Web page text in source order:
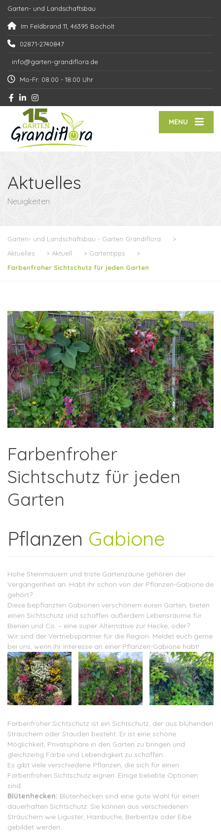
Garten- und Landschaftsbau
Im Feldbrand 11, 46395 Bocholt
02871-2740847
info@garten-grandiflora.de
Mo-Fr: 08:00 - 18:00 Uhr
MENU
Aktuelles
Neuigkeiten
Garten- und Landschaftsbau - Garten Grandiflora
>
Aktuelles
> Aktuell > Gartentipps
>
Farbenfroher Sichtschutz für jeden Garten
Farbenfroher
Sichtschutz für jeden
Garten
Pflanzen Gabione
Hohe Steinmauern und triste Gartenzäune gehören der
Vergangenheit an. Habt ihr schon von der Pflanzen-Gabione.de
gehört?
Diese bepflanzten Gabionen verschönern euren Garten, bieten
einen Sichtschutz und schaffen außerdem Lebensräume für
Bienen und Co. – eine super Alternative zur Hecke, oder?
Wir sind der Vertriebspartner für die Region. Meldet euch gerne
bei uns, wenn ihr Interesse an einer Pflanzen-Gabione habt!
Farbenfroher Sichtschutz ist ein Sichtschutz, der aus blühenden
Sträuchern oder Stauden besteht. Er ist eine schöne
Möglichkeit, Privatsphäre in den Garten zu bringen und
gleichzeitig Farbe und Lebendigkeit zu schaffen.
Es gibt viele verschiedene Pflanzen, die sich für einen
Farbenfrohen Sichtschutz eignen. Einige beliebte Optionen
sind:
Blütenhecken: Blütenhecken sind eine gute Wahl für einen
dauerhaften Sichtschutz. Sie können aus verschiedenen
Sträuchern wie Liguster, Hainbuche, Berberitze oder Eibe
gebildet werden.